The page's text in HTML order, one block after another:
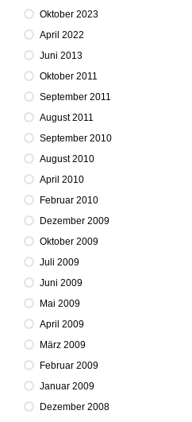
Oktober 2023
April 2022
Juni 2013
Oktober 2011
September 2011
August 2011
September 2010
August 2010
April 2010
Februar 2010
Dezember 2009
Oktober 2009
Juli 2009
Juni 2009
Mai 2009
April 2009
März 2009
Februar 2009
Januar 2009
Dezember 2008